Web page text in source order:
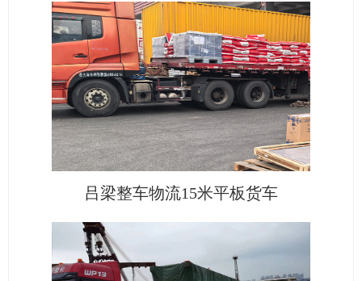
吕梁整车物流15米平板货车